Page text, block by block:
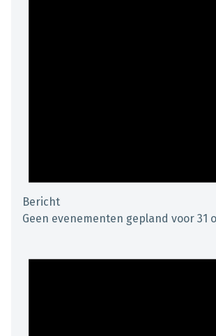
Bericht
Geen evenementen gepland voor 31